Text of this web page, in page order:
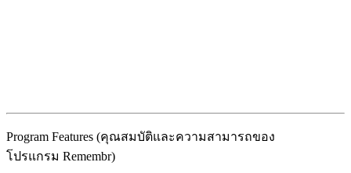
Program Features (คุณสมบัติและความสามารถของ
โปรแกรม Remembr)